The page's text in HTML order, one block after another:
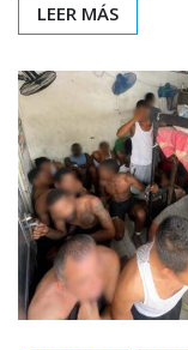
LEER MÁS